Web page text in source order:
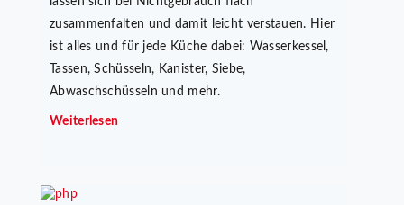
zusammenfalten und damit leicht verstauen. Hier
ist alles und für jede Küche dabei: Wasserkessel,
Tassen, Schüsseln, Kanister, Siebe,
Abwaschschüsseln und mehr.
Weiterlesen